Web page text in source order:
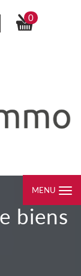
0
MENU
biens